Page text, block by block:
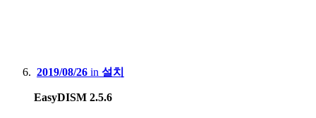
2019/08/26 in 설치
EasyDISM 2.5.6